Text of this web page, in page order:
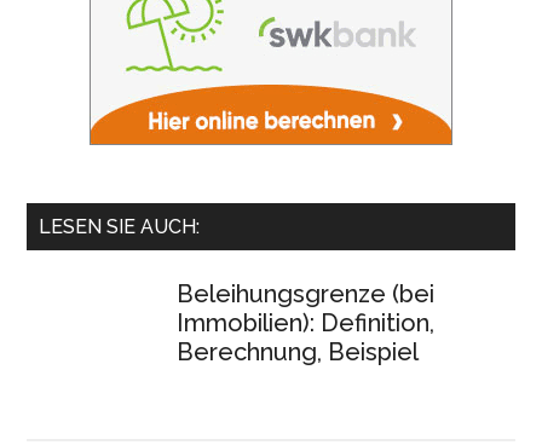
LESEN SIE AUCH:
Beleihungsgrenze (bei
Immobilien): Definition,
Berechnung, Beispiel